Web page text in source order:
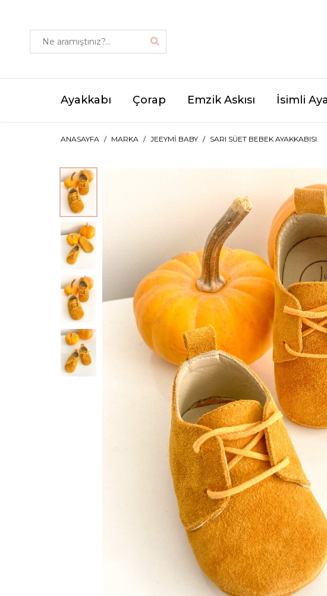
Ayakkabı Çorap Emzik Askısı İsimli
ANASAYFA MARKA JEEYMI BABY SARI SÜET BEBEK AYAKKABISI